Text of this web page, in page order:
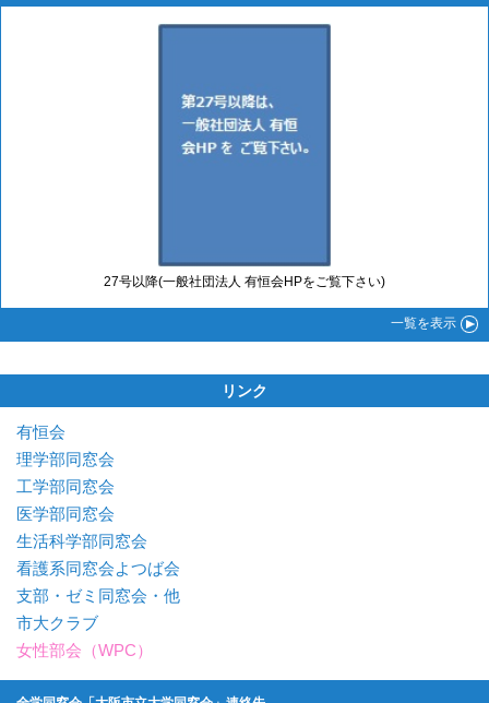
27号以降(一般社団法人 有恒会HPをご覧下さい)
一覧を表示
リンク
有恒会
理学部同窓会
工学部同窓会
医学部同窓会
生活科学部同窓会
看護系同窓会よつば会
支部・ゼミ同窓会・他
市大クラブ
女性部会（WPC）